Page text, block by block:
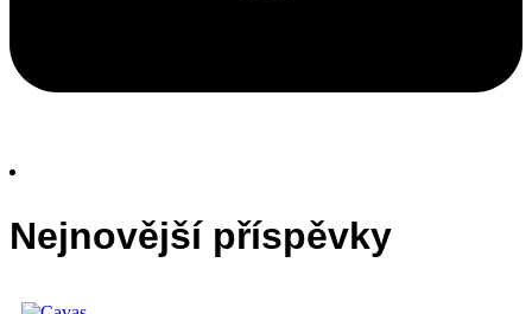
Nejnovější příspěvky